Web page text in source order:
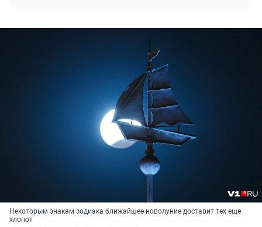
Некоторым знакам зодиака ближайшее новолуние доставит тех еще
хлопот